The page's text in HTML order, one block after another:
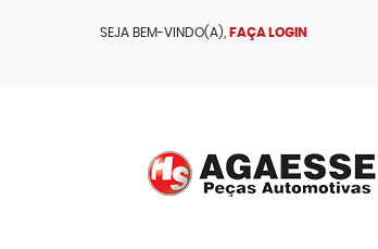
SEJA BEM-VINDO(A), FAÇA LOGIN